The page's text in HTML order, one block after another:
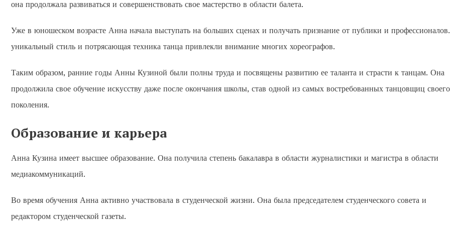
она продолжала развиваться и совершенствовать свое мастерство в области балета.
Уже в юношеском возрасте Анна начала выступать на больших сценах и получать признание от публики и
уникальный стиль и потрясающая техника танца привлекли внимание многих хореографов.
Таким образом, ранние годы Анны Кузиной были полны труда и посвящены развитию ее таланта и страсти к танцам. Она
продолжила свое обучение искусству даже после окончания школы, став одной из самых востребованных танцовщиц своего
поколения.
Образование и карьера
Анна Кузина имеет высшее образование. Она получила степень бакалавра в области журналистики и магистра в области
медиакоммуникаций.
Во время обучения Анна активно участвовала в студенческой жизни. Она была председателем студенческого совета и
редактором студенческой газеты.